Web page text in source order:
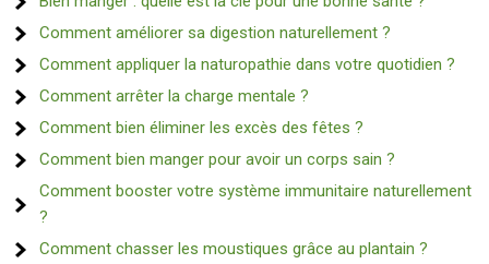
Comment améliorer sa digestion naturellement ?
Comment appliquer la naturopathie dans votre quotidien ?
Comment arrêter la charge mentale ?
Comment bien éliminer les excès des fêtes ?
Comment bien manger pour avoir un corps sain ?
Comment booster votre système immunitaire naturellement
?
Comment chasser les moustiques grâce au plantain ?